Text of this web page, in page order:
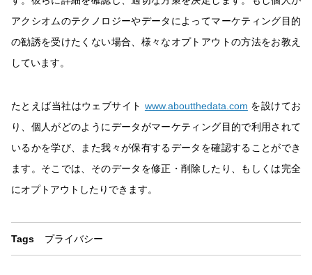
アクシオムのテクノロジーやデータによってマーケティング目的
の勧誘を受けたくない場合、様々なオプトアウトの方法をお教え
しています。
たとえば当社はウェブサイト www.aboutthedata.com を設けてお
り、個人がどのようにデータがマーケティング目的で利用されて
いるかを学び、また我々が保有するデータを確認することができ
ます。そこでは、そのデータを修正・削除したり、もしくは完全
にオプトアウトしたりできます。
Tags プライバシー